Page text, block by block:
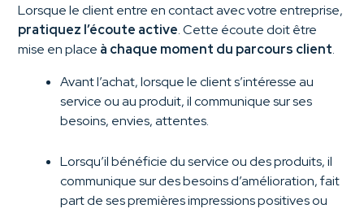
Lorsque le client entre en contact avec votre entreprise,
pratiquez l’écoute active. Cette écoute doit être
mise en place à chaque moment du parcours client.
Avant l’achat, lorsque le client s’intéresse au
service ou au produit, il communique sur ses
besoins, envies, attentes.
Lorsqu’il bénéficie du service ou des produits, il
communique sur des besoins d’amélioration, fait
part de ses premières impressions positives ou